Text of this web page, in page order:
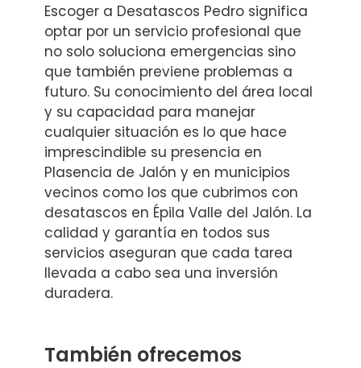
Escoger a Desatascos Pedro significa
optar por un servicio profesional que
no solo soluciona emergencias sino
que también previene problemas a
futuro. Su conocimiento del área local
y su capacidad para manejar
cualquier situación es lo que hace
imprescindible su presencia en
Plasencia de Jalón y en municipios
vecinos como los que cubrimos con
desatascos en Épila Valle del Jalón. La
calidad y garantía en todos sus
servicios aseguran que cada tarea
llevada a cabo sea una inversión
duradera.
También ofrecemos